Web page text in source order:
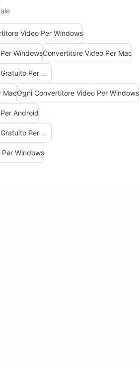
Video Per Windows
WindowsConvertitore Video Per Mac
Convertitore Audio Video Gratuito Per Windows
MacOgni Convertitore Video Per Windows
Android
Convertitore Audio Video Gratuito Per Mac
Windows